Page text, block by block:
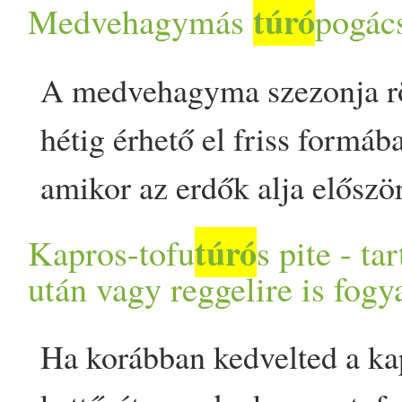
megkenjük tejföllel. 180
Kicsit pihentetjük, majd
Medvehagymás túró
A medvehagyma szezonja
hétig érhető el friss
amikor az erdők alja
érdemes a legtöbbet
frissen adja a legtisztább
Szárítva vagy fagyasztva is
Kapros-tofutúrós pite -
után vagy reggelire is
Ha korábban kedvelted a